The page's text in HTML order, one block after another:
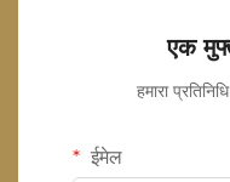
एक
हमारा
ईमेल